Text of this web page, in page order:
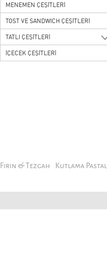
MENEMEN ÇEŞİTLERİ
TOST VE SANDWICH ÇEŞİTLERİ
TATLI ÇEŞİTLERİ
İÇECEK ÇEŞİTLERİ
Fırın & Tezgah Kutlama